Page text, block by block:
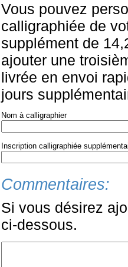
Vous pouvez
calligraphiée de
supplément de
ajouter une
livrée en envoi
jours
Nom à calligraphier
Inscription calligraphiée
Commentaires:
Si vous désirez
ci-dessous.